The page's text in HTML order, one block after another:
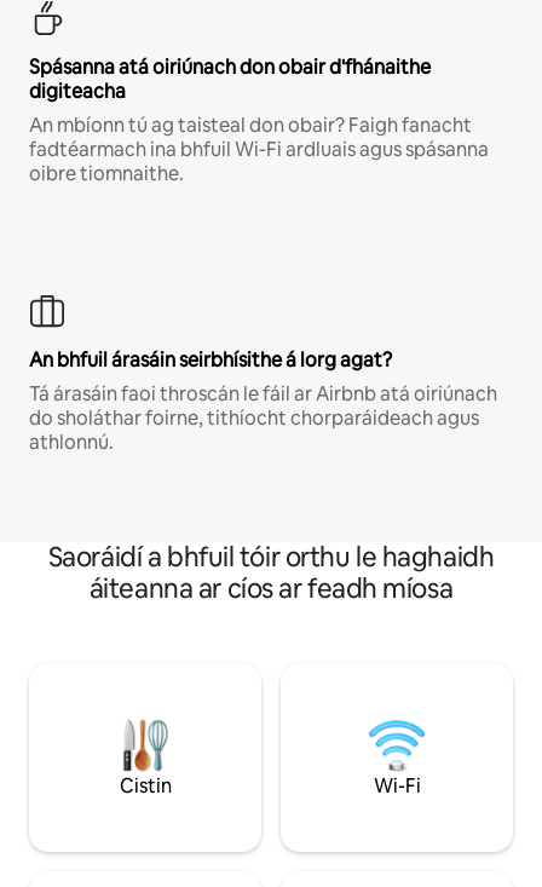
Spásanna atá oiriúnach don obair d'fhánaithe
digiteacha
An mbíonn tú ag taisteal don obair? Faigh fanacht
fadtéarmach ina bhfuil Wi-Fi ardluais agus spásanna
oibre tiomnaithe.
An bhfuil árasáin seirbhísithe á lorg agat?
Tá árasáin faoi throscán le fáil ar Airbnb atá oiriúnach
do sholáthar foirne, tithíocht chorparáideach agus
athlonnú.
Saoráidí a bhfuil tóir orthu le haghaidh
áiteanna ar cíos ar feadh míosa
Cistin Wi-Fi